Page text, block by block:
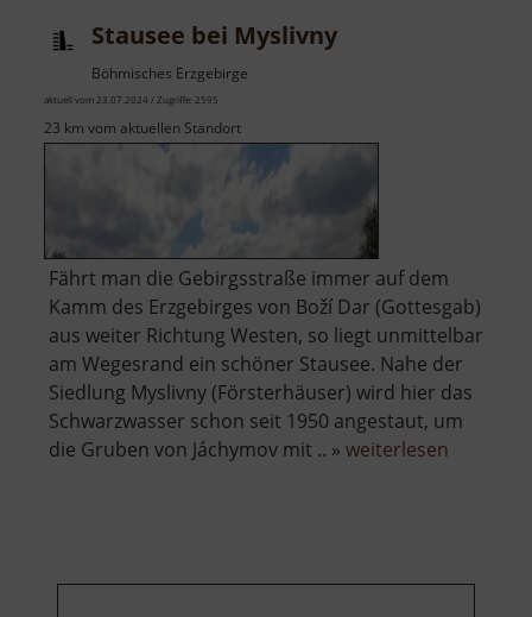
Stausee bei Myslivny
Böhmisches Erzgebirge
aktuell vom 23.07.2024 / Zugriffe: 2595
23 km vom aktuellen Standort
Fährt man die Gebirgsstraße immer auf dem
Kamm des Erzgebirges von Boží Dar (Gottesgab)
aus weiter Richtung Westen, so liegt unmittelbar
am Wegesrand ein schöner Stausee. Nahe der
Siedlung Myslivny (Försterhäuser) wird hier das
Schwarzwasser schon seit 1950 angestaut, um
die Gruben von Jáchymov mit .. » weiterlesen